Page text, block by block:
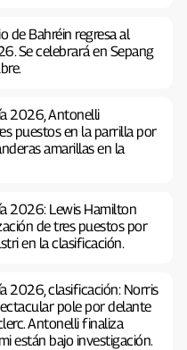
de Bahréin regresa al
Se celebrará en Sepang
2026, Antonelli
puestos en la parrilla por
amarillas en la
2026: Lewis Hamilton
de tres puestos por
en la clasificación.
2026, clasificación: Norris
pole por delante
Antonelli finaliza
están bajo investigación.